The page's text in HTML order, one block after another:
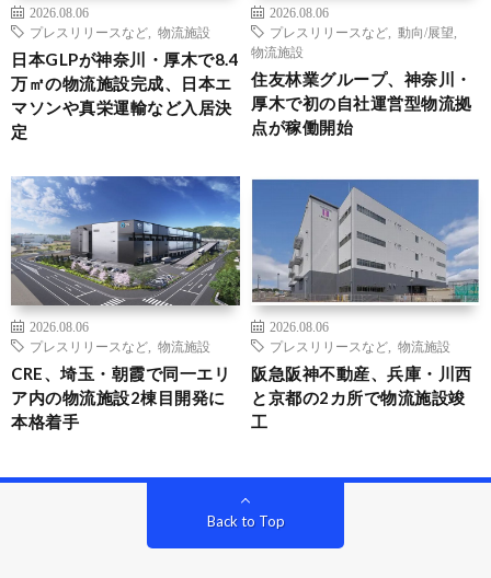
2026.08.06
プレスリリースなど
物流施設
日本GLPが神奈川・厚木で8.4
万㎡の物流施設完成、日本エ
マソンや真栄運輸など入居決
定
2026.08.06
プレスリリースなど
動向/展望
物流施設
住友林業グループ、神奈川・
厚木で初の自社運営型物流拠
点が稼働開始
2026.08.06
プレスリリースなど
物流施設
CRE、埼玉・朝霞で同一エリ
ア内の物流施設2棟目開発に
本格着手
2026.08.06
プレスリリースなど
物流施設
阪急阪神不動産、兵庫・川西
と京都の2カ所で物流施設竣
工
Back to Top